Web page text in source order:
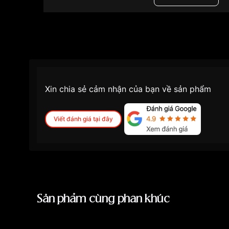
12mm
Xin chia sẻ cảm nhận của bạn về sản phẩm
Viết đánh giá tại đây
Sản phẩm cùng phân khúc